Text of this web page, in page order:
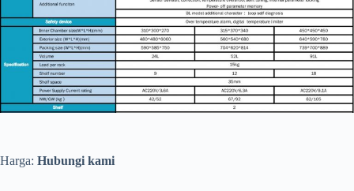
Harga: Hubungi kami